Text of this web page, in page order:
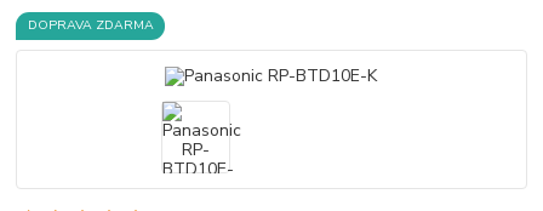
DOPRAVA ZDARMA